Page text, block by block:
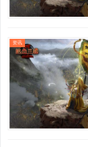
资讯